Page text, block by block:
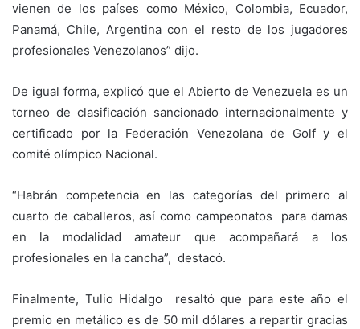
vienen de los países como México, Colombia, Ecuador,
Panamá, Chile, Argentina con el resto de los jugadores
profesionales Venezolanos” dijo.
De igual forma, explicó que el Abierto de Venezuela es un
torneo de clasificación sancionado internacionalmente y
certificado por la Federación Venezolana de Golf y el
comité olímpico Nacional.
“Habrán competencia en las categorías del primero al
cuarto de caballeros, así como campeonatos para damas
en la modalidad amateur que acompañará a los
profesionales en la cancha”, destacó.
Finalmente, Tulio Hidalgo resaltó que para este año el
premio en metálico es de 50 mil dólares a repartir gracias